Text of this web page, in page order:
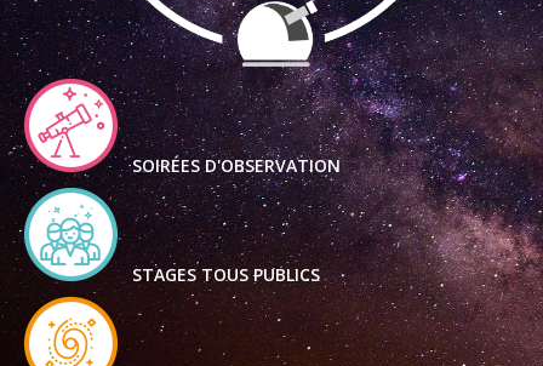
SOIRÉES D'OBSERVATION
STAGES TOUS PUBLICS